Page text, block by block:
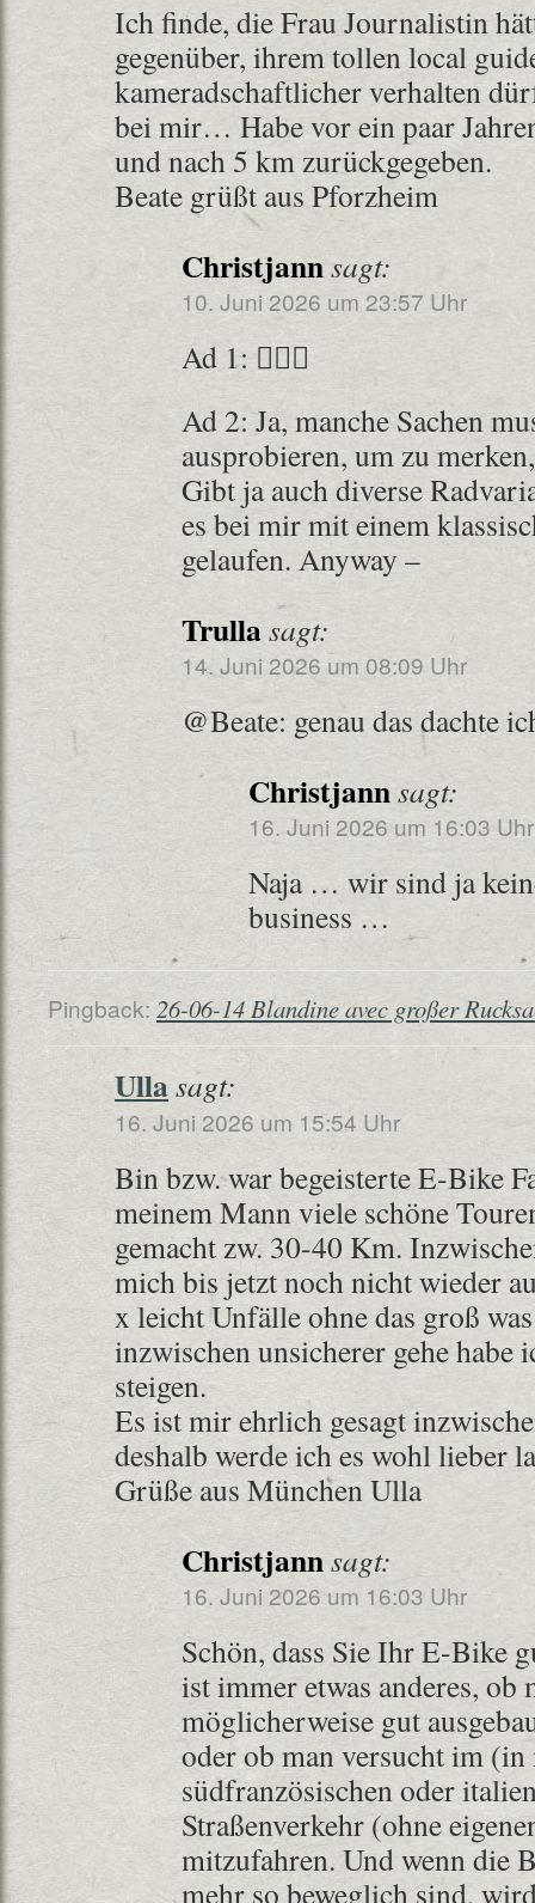
Ich finde, die Frau Journalistin
gegenüber, ihrem tollen local
kameradschaftlicher verhalten
bei mir… Habe vor ein paar
und nach 5 km zurückgegeben.
Beate grüßt aus Pforzheim
Christjannsagt:
10. Juni 2026 um 23:57 Uhr
Ad 1: 🤷🏼‍♀️
Ad 2: Ja, manche Sachen
ausprobieren, um zu
Gibt ja auch diverse
es bei mir mit einem
gelaufen. Anyway –
Trullasagt:
14. Juni 2026 um 08:09 Uhr
@Beate: genau das dachte
Christjannsagt:
16. Juni 2026 um 16:03 Uhr
Naja … wir sind ja
business …
Pingback: 26-06-14 Blandine avec großer
Ullasagt:
16. Juni 2026 um 15:54 Uhr
Bin bzw. war begeisterte E-Bike
meinem Mann viele schöne
gemacht zw. 30-40 Km.
mich bis jetzt noch nicht wieder
x leicht Unfälle ohne das groß
inzwischen unsicherer gehe habe
steigen.
Es ist mir ehrlich gesagt
deshalb werde ich es wohl lieber
Grüße aus München Ulla
Christjannsagt:
16. Juni 2026 um 16:03 Uhr
Schön, dass Sie Ihr E-Bike
ist immer etwas anderes,
möglicherweise gut
oder ob man versucht im
südfranzösischen oder
Straßenverkehr (ohne
mitzufahren. Und wenn die
mehr so beweglich sind,